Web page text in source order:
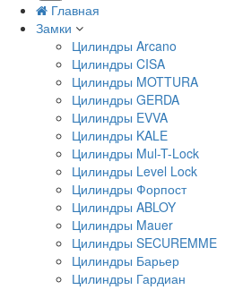
Главная
Замки
Цилиндры Arcano
Цилиндры CISA
Цилиндры MOTTURA
Цилиндры GERDA
Цилиндры EVVA
Цилиндры KALE
Цилиндры Mul-T-Lock
Цилиндры Level Lock
Цилиндры Форпост
Цилиндры ABLOY
Цилиндры Mauer
Цилиндры SECUREMME
Цилиндры Барьер
Цилиндры Гардиан